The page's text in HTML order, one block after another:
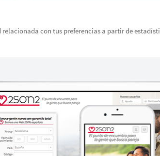
con tus preferencias a partir de